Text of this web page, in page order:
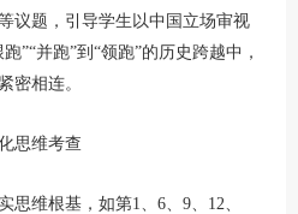
议题，引导学生以中国立场审视
”“并跑”到“领跑”的历史跨越中，
密相连。
思维考查
维根基，如第1、6、9、12、